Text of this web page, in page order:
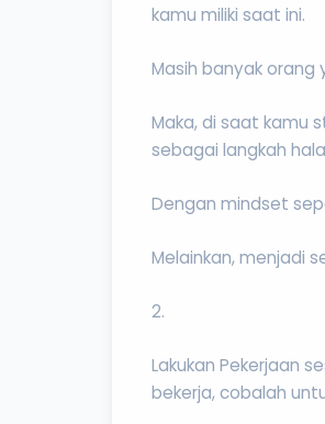
kamu miliki saat ini.
Masih banyak orang
Maka, di saat kamu
sebagai langkah
Dengan mindset
Melainkan, menjadi
2.
Lakukan Pekerjaan
bekerja, cobalah